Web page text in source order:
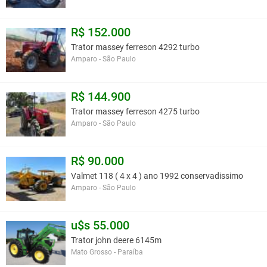
R$ 152.000
Trator massey ferreson 4292 turbo
Amparo - São Paulo
R$ 144.900
Trator massey ferreson 4275 turbo
Amparo - São Paulo
R$ 90.000
Valmet 118 ( 4 x 4 ) ano 1992 conservadissimo
Amparo - São Paulo
u$s 55.000
Trator john deere 6145m
Mato Grosso - Paraíba